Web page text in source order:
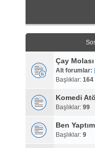
Çay Molası
Alt forumlar:
Başlıklar: 164
Komedi
Başlıklar: 99
Ben
Başlıklar: 9